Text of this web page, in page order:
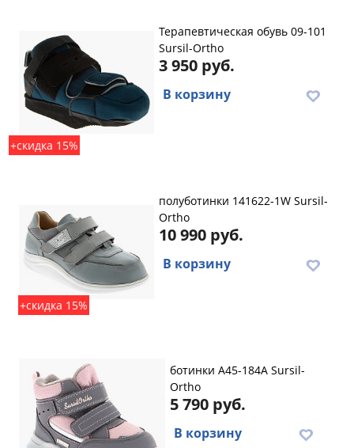
+скидка 15%
Терапевтическая обувь 09-101
Sursil-Ortho
3 950 руб.
В корзину
+скидка 15%
полуботинки 141622-1W Sursil-
Ortho
10 990 руб.
В корзину
ботинки A45-184A Sursil-
Ortho
5 790 руб.
В корзину